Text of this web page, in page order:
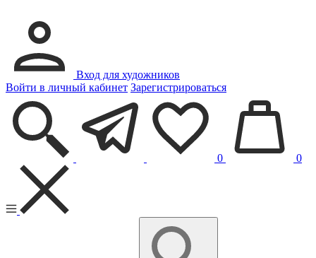
Вход для художников
Войти в личный кабинет Зарегистрироваться
0 0